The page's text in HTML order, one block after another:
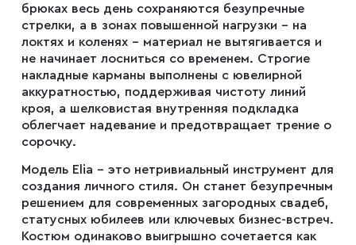
Зажимы для галстуков
Платки-паше
Ремни
Галстуки
брюках весь день сохраняются безупречные
стрелки, а в зонах повышенной нагрузки – на
локтях и коленях – материал не вытягивается и
не начинает лосниться со временем. Строгие
накладные карманы выполнены с ювелирной
аккуратностью, поддерживая чистоту линий
кроя, а шелковистая внутренняя подкладка
облегчает надевание и предотвращает трение о
сорочку.
Модель Elia – это нетривиальный инструмент для
создания личного стиля. Он станет безупречным
решением для современных загородных свадеб,
статусных юбилеев или ключевых бизнес-встреч.
Костюм одинаково выигрышно сочетается как